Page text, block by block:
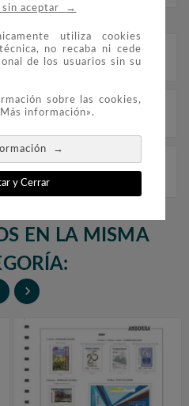
aceptar →
utiliza cookies
no recaba ni cede
de los usuarios sin su
sobre las cookies,
información».
→
y Cerrar
producto
1966-1972 (sin montar).
Española 68/84.
EN LA MISMA
